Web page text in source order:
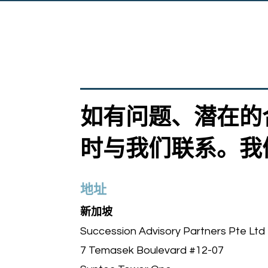
如有问题、潜在
时与我们联系。
地址
新加坡
Succession Advisory Partners Pte Ltd
7 Temasek Boulevard #12-07